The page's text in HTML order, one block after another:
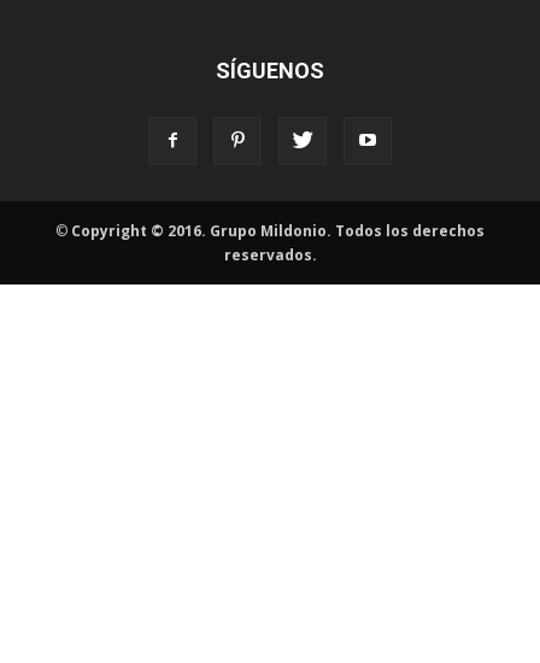
SÍGUENOS
© Copyright © 2016. Grupo Mildonio. Todos los derechos
reservados.